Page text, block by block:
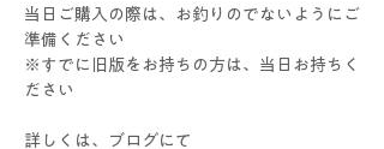
当日ご購入の際は、お釣りのでないようにご
準備ください
※すでに旧版をお持ちの方は、当日お持ちく
ださい
詳しくは、ブログにて